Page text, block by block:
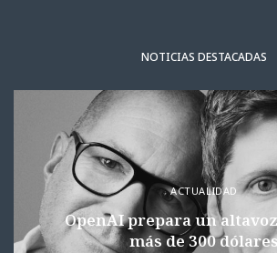
NOTICIAS DESTACADAS
ACTUALIDAD
OpenAI prepara un
más de 300